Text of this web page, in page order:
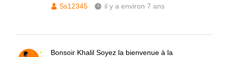
Ss12345
il y a environ 7 ans
Bonsoir Khalil Soyez la bienvenue à la